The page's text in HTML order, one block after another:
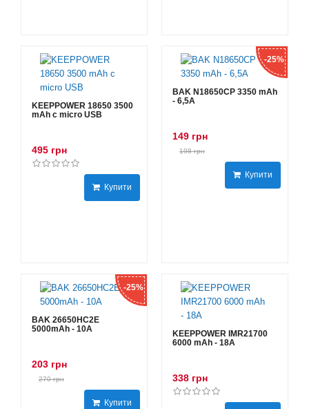
KEEPPOWER 18650 3500
mAh с micro USB
495 грн
Купити
-25%
BAK N18650CP 3350 mAh
- 6,5А
149 грн
198 грн
Купити
-25%
BAK 26650HC2E
5000mAh - 10А
203 грн
270 грн
Купити
KEEPPOWER IMR21700
6000 mAh - 18А
338 грн